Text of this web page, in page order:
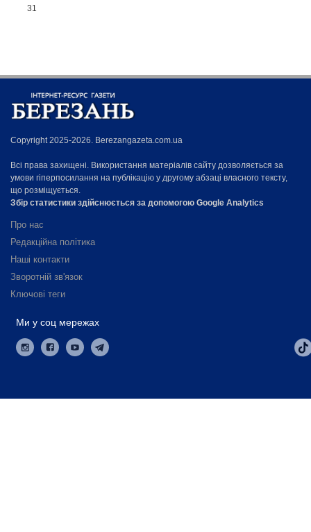
31
Copyright 2025-2026. Berezangazeta.com.ua
Всі права захищені. Використання матеріалів сайту дозволяється за
умови гіперпосилання на публікацію у другому абзаці власного тексту,
що розміщується.
Збір статистики здійснюється за допомогою Google Analytics
Про нас
Редакційна політика
Наші контакти
Зворотній зв'язок
Ключові теги
Ми у соц мережах